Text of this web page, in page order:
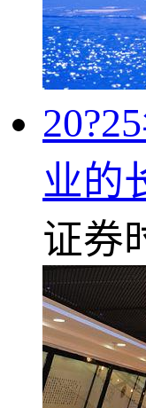
业的
证券